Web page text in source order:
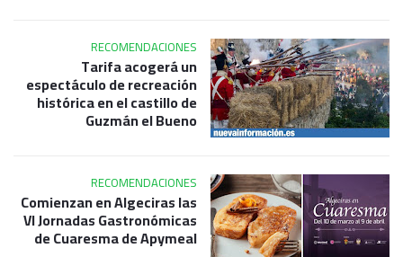
RECOMENDACIONES
Tarifa acogerá un
espectáculo de recreación
histórica en el castillo de
Guzmán el Bueno
RECOMENDACIONES
Comienzan en Algeciras las
VI Jornadas Gastronómicas
de Cuaresma de Apymeal